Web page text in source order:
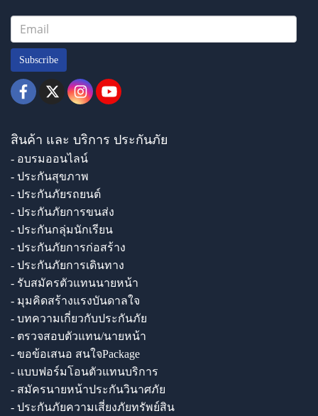
Subscribe
สินค้า และ บริการ ประกันภัย
- อบรมออนไลน์
- ประกันสุขภาพ
- ประกันภัยรถยนต์
- ประกันภัยการขนส่ง
- ประกันกลุ่มนักเรียน
- ประกันภัยการก่อสร้าง
- ประกันภัยการเดินทาง
- รับสมัครตัวแทนนายหน้า
- มุมคิดสร้างแรงบันดาลใจ
- บทความเกี่ยวกับประกันภัย
- ตรวจสอบตัวแทน/นายหน้า
- ขอข้อเสนอ สนใจPackage
- แบบฟอร์มโอนตัวแทนบริการ
- สมัครนายหน้าประกันวินาศภัย
- ประกันภัยความเสี่ยงภัยทรัพย์สิน